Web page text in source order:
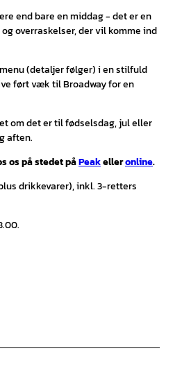
end bare en middag - det er en
overraskelser, der vil komme ind
(detaljer følger) i en stilfuld
ført væk til Broadway for en
om det er til fødselsdag, jul eller
aften.
os på stedet påPeakelleronline.
drikkevarer), inkl. 3-retters